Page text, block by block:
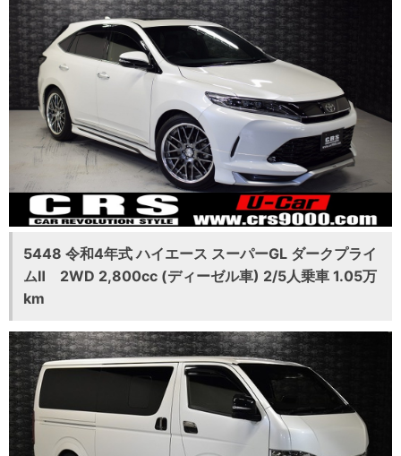
5448 令和4年式 ハイエース スーパーGL ダークプライ
ムⅡ 2WD 2,800cc (ディーゼル車) 2/5人乗車 1.05万
km